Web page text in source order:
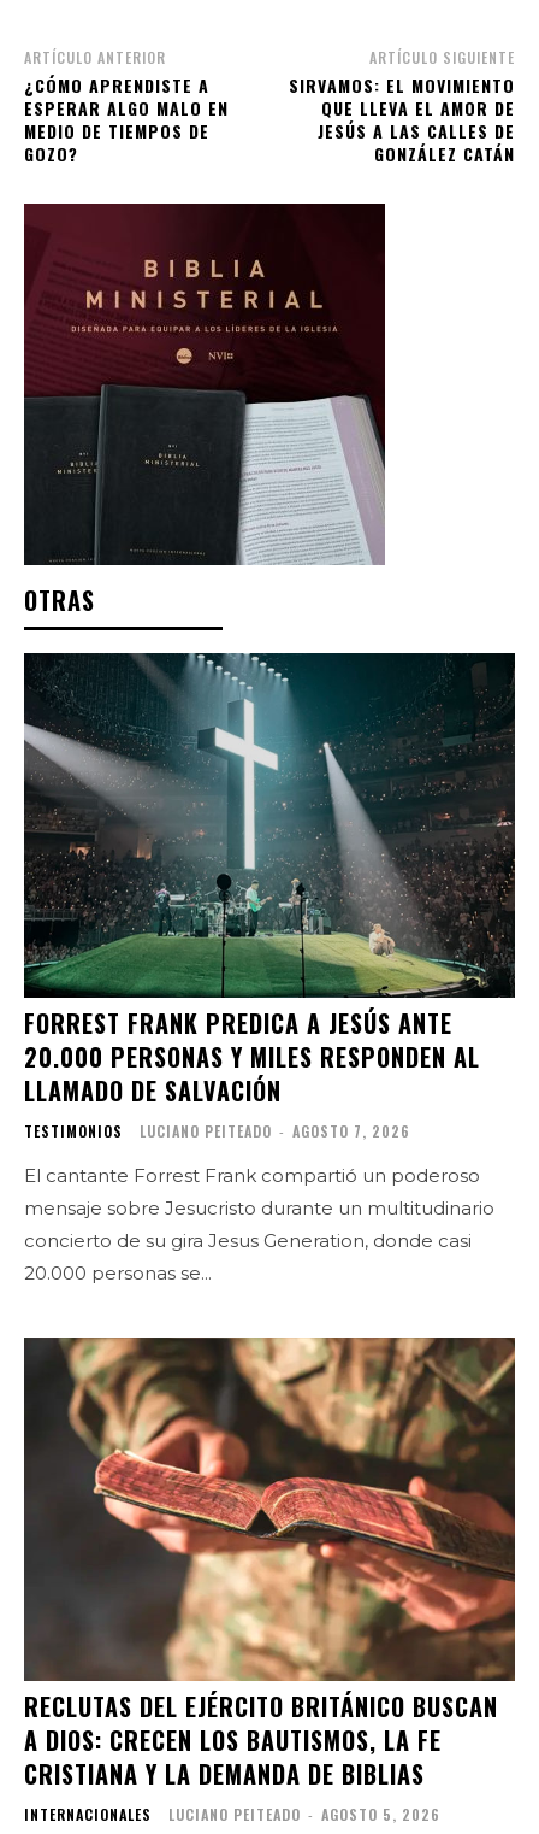
ARTÍCULO ANTERIOR
¿CÓMO APRENDISTE A
ESPERAR ALGO MALO EN
MEDIO DE TIEMPOS DE
GOZO?
ARTÍCULO SIGUIENTE
SIRVAMOS: EL MOVIMIENTO
QUE LLEVA EL AMOR DE
JESÚS A LAS CALLES DE
GONZÁLEZ CATÁN
OTRAS
FORREST FRANK PREDICA A JESÚS ANTE
20.000 PERSONAS Y MILES RESPONDEN AL
LLAMADO DE SALVACIÓN
TESTIMONIOS LUCIANO PEITEADO - AGOSTO 7, 2026
El cantante Forrest Frank compartió un poderoso
mensaje sobre Jesucristo durante un multitudinario
concierto de su gira Jesus Generation, donde casi
20.000 personas se...
RECLUTAS DEL EJÉRCITO BRITÁNICO BUSCAN
A DIOS: CRECEN LOS BAUTISMOS, LA FE
CRISTIANA Y LA DEMANDA DE BIBLIAS
INTERNACIONALES LUCIANO PEITEADO - AGOSTO 5, 2026